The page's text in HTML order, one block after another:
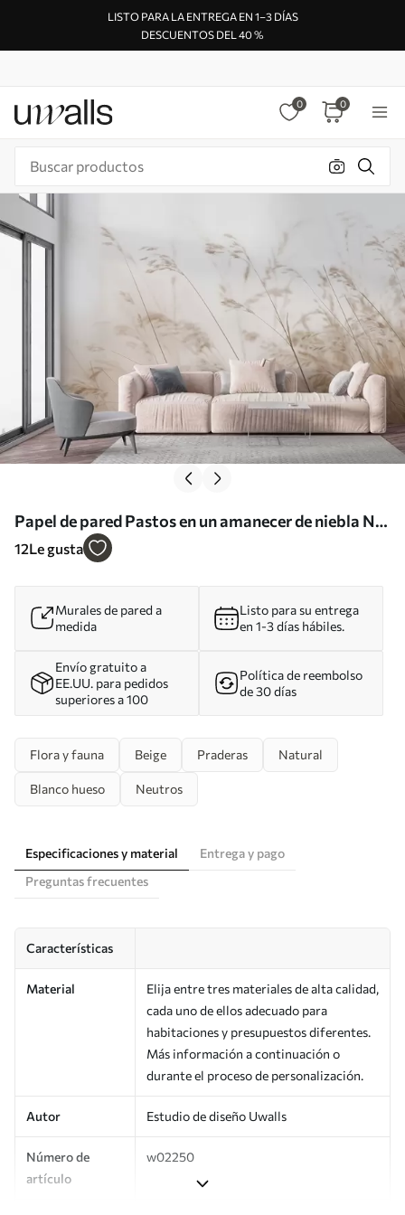
LISTO PARA LA ENTREGA EN 1–3 DÍAS
DESCUENTOS DEL 40 %
0 0
Papel de pared Pastos en un amanecer de niebla Nr.
w02250
12Le gusta
Murales de pared a
medida
Listo para su entrega
en 1-3 días hábiles.
Envío gratuito a
EE.UU. para pedidos
superiores a 100
Política de reembolso
de 30 días
Flora y fauna Beige Praderas Natural
Blanco hueso Neutros
Especificaciones y material
Entrega y pago
Preguntas frecuentes
Características
Material
Elija entre tres materiales de alta calidad,
cada uno de ellos adecuado para
habitaciones y presupuestos diferentes.
Más información a continuación o
durante el proceso de personalización.
Autor Estudio de diseño Uwalls
Número de
artículo
w02250